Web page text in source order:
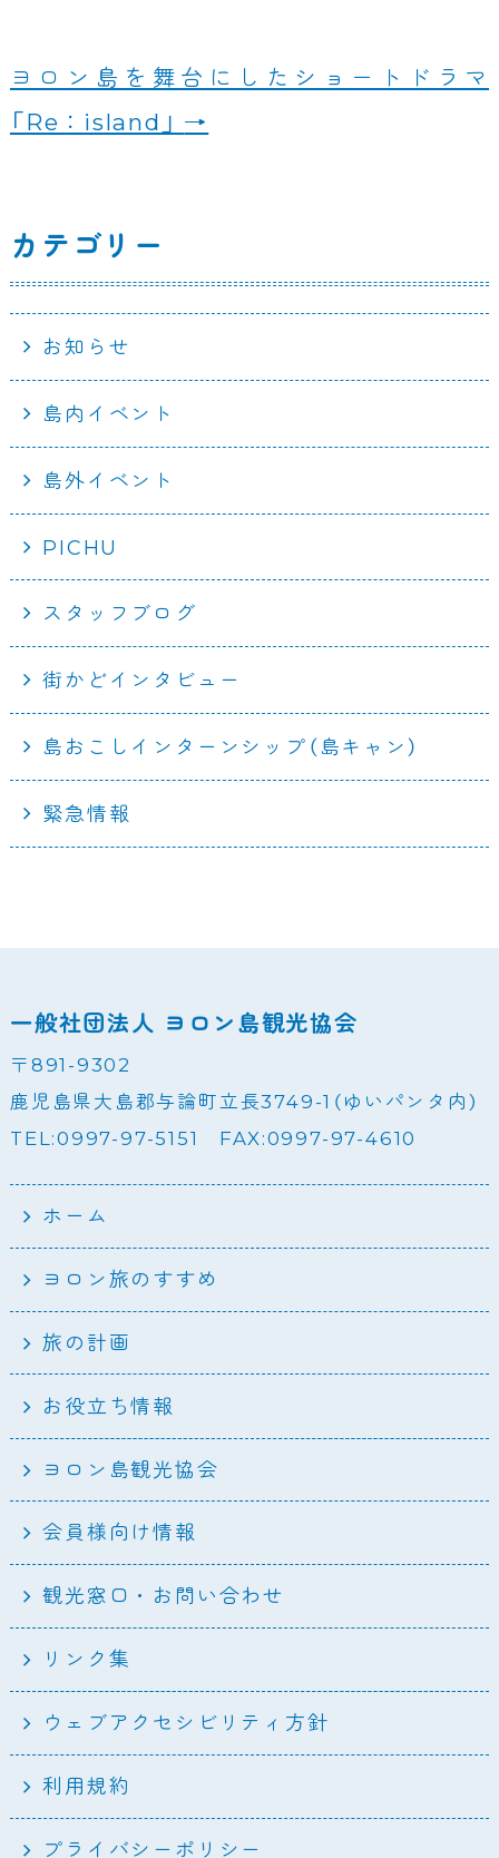
o
o
k
ヨロン島を舞台にしたショートドラマ
「Re：island」 →
カテゴリー
お知らせ
島内イベント
島外イベント
PICHU
スタッフブログ
街かどインタビュー
島おこしインターンシップ（島キャン）
緊急情報
一般社団法人 ヨロン島観光協会
〒891-9302
鹿児島県大島郡与論町立長3749-1（ゆいパンタ内）
TEL:0997-97-5151 FAX:0997-97-4610
ホーム
ヨロン旅のすすめ
旅の計画
お役立ち情報
ヨロン島観光協会
会員様向け情報
観光窓口・お問い合わせ
リンク集
ウェブアクセシビリティ方針
利用規約
プライバシーポリシー